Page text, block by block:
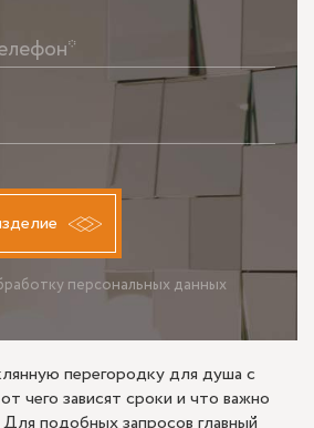
персональных данных
НЕ ПРИНИМАЮ
перегородку для душа с
чего зависят сроки и что важно